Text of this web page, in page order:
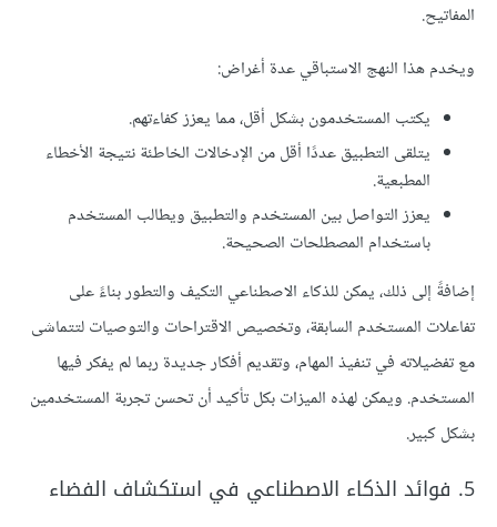
المفاتيح.
ويخدم هذا النهج الاستباقي عدة أغراض:
يكتب المستخدمون بشكل أقل، مما يعزز كفاءتهم.
يتلقى التطبيق عددًا أقل من الإدخالات الخاطئة نتيجة الأخطاء
المطبعية.
يعزز التواصل بين المستخدم والتطبيق ويطالب المستخدم
باستخدام المصطلحات الصحيحة.
إضافةً إلى ذلك، يمكن للذكاء الاصطناعي التكيف والتطور بناءً على
تفاعلات المستخدم السابقة، وتخصيص الاقتراحات والتوصيات لتتماشى
مع تفضيلاته في تنفيذ المهام، وتقديم أفكار جديدة ربما لم يفكر فيها
المستخدم. ويمكن لهذه الميزات بكل تأكيد أن تحسن تجربة المستخدمين
بشكل كبير.
5. فوائد الذكاء الاصطناعي في استكشاف الفضاء